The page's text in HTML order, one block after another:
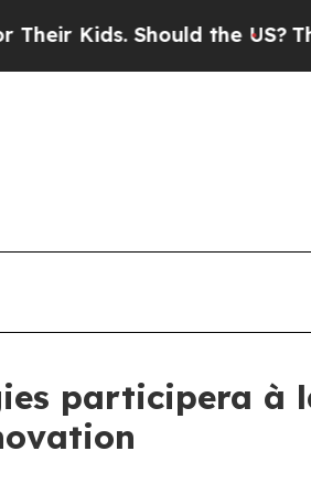
Should the US?The
participera à